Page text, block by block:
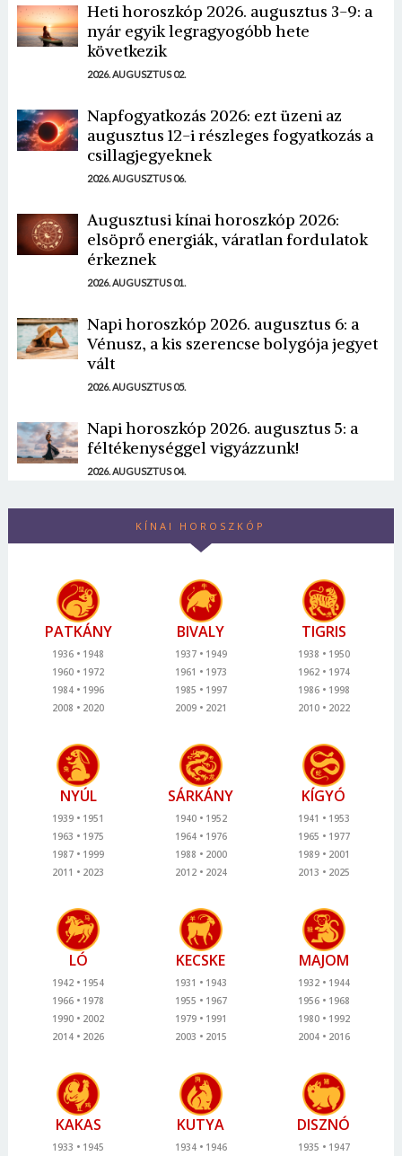
Heti horoszkóp 2026. augusztus 3-9: a
nyár egyik legragyogóbb hete
következik
2026. AUGUSZTUS 02.
Napfogyatkozás 2026: ezt üzeni az
augusztus 12-i részleges fogyatkozás a
csillagjegyeknek
2026. AUGUSZTUS 06.
Augusztusi kínai horoszkóp 2026:
elsöprő energiák, váratlan fordulatok
érkeznek
2026. AUGUSZTUS 01.
Napi horoszkóp 2026. augusztus 6: a
Vénusz, a kis szerencse bolygója jegyet
vált
2026. AUGUSZTUS 05.
Napi horoszkóp 2026. augusztus 5: a
féltékenységgel vigyázzunk!
2026. AUGUSZTUS 04.
KÍNAI HOROSZKÓP
PATKÁNY
1936
1948
1960
1972
1984
1996
2008
2020
BIVALY
1937
1949
1961
1973
1985
1997
2009
2021
TIGRIS
1938
1950
1962
1974
1986
1998
2010
2022
NYÚL
1939
1951
1963
1975
1987
1999
2011
2023
SÁRKÁNY
1940
1952
1964
1976
1988
2000
2012
2024
KÍGYÓ
1941
1953
1965
1977
1989
2001
2013
2025
LÓ
1942
1954
1966
1978
1990
2002
2014
2026
KECSKE
1931
1943
1955
1967
1979
1991
2003
2015
MAJOM
1932
1944
1956
1968
1980
1992
2004
2016
KAKAS
1933 1945
KUTYA
1934 1946
DISZNÓ
1935 1947